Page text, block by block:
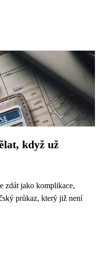
když už
zdát jako komplikace,
průkaz, který již není